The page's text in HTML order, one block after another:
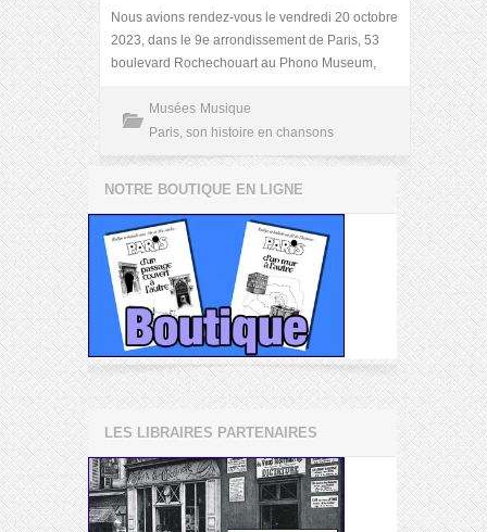
Nous avions rendez-vous le vendredi 20 octobre
2023, dans le 9e arrondissement de Paris, 53
boulevard Rochechouart au Phono Museum,
Musées Musique
Paris, son histoire en chansons
NOTRE BOUTIQUE EN LIGNE
LES LIBRAIRES PARTENAIRES